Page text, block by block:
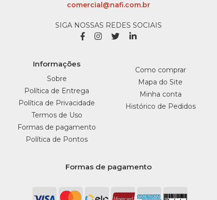
comercial@nafi.com.br
SIGA NOSSAS REDES SOCIAIS
Informações
Sobre
Política de Entrega
Política de Privacidade
Termos de Uso
Formas de pagamento
Política de Pontos
Como comprar
Mapa do Site
Minha conta
Histórico de Pedidos
Formas de pagamento